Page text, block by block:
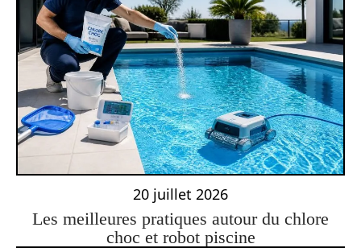
20 juillet 2026
Les meilleures pratiques autour du chlore
choc et robot piscine